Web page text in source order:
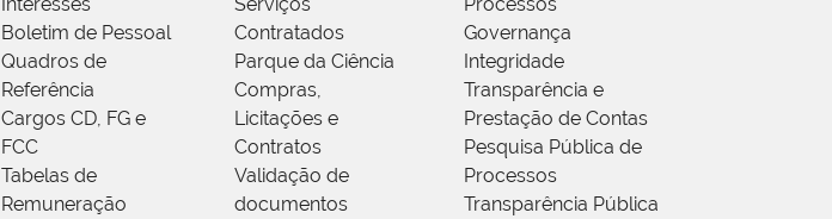
Interesses
Boletim de Pessoal
Quadros de
Referência
Cargos CD, FG e
FCC
Tabelas de
Remuneração
Serviços
Contratados
Parque da Ciência
Compras,
Licitações e
Contratos
Validação de
documentos
Processos
Governança
Integridade
Transparência e
Prestação de Contas
Pesquisa Pública de
Processos
Transparência Pública